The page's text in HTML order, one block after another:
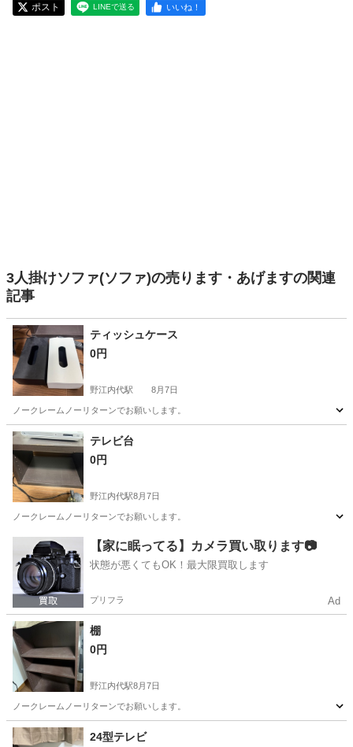
ポスト LINEで送る いいね！
3人掛けソファ(ソファ)の売ります・あげますの関連
記事
ティッシュケース
0円
野江内代駅 8月7日
ノークレームノーリターンでお願いします。
大阪 大阪市 野江内代駅
テレビ台
0円
野江内代駅8月7日
ノークレームノーリターンでお願いします。
大阪市 野江内代駅 収納家具
【家に眠ってる】カメラ買い取ります📷
状態が悪くてもOK！最大限買取します
プリフラ Ad
棚
0円
野江内代駅8月7日
ノークレームノーリターンでお願いします。
大阪 大阪市 野江内代駅
24型テレビ